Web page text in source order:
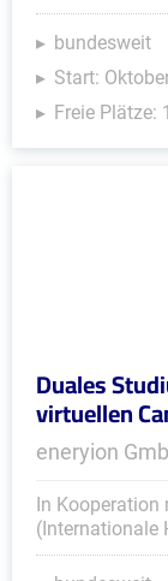
bundesweit
Start:
Freie Plätze: 1
Duales
virtuellen
eneryion
In Kooperation
(Internationale